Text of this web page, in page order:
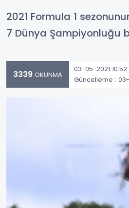
2021 Formula 1
7 Dünya Şampiyonluğu
3339 OKUNMA
03-05-2021 10:52
Güncelleme : 03-